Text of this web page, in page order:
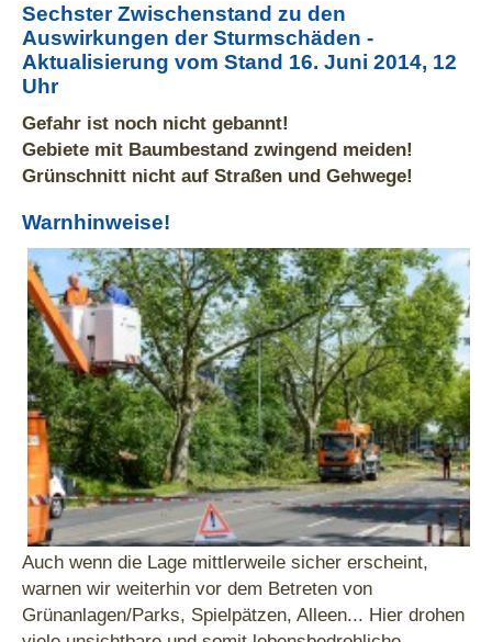
Sechster Zwischenstand zu den
Auswirkungen der Sturmschäden -
Aktualisierung vom Stand 16. Juni 2014, 12
Uhr
Gefahr ist noch nicht gebannt!
Gebiete mit Baumbestand zwingend meiden!
Grünschnitt nicht auf Straßen und Gehwege!
Warnhinweise!
Auch wenn die Lage mittlerweile sicher erscheint,
warnen wir weiterhin vor dem Betreten von
Grünanlagen/Parks, Spielpätzen, Alleen... Hier drohen